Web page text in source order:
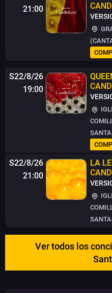
21:00
S22/8/26
19:00
S22/8/26
21:00
LA
Ver todos los